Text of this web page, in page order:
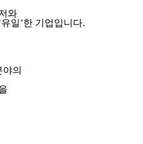
와
일’한 기업입니다.
의